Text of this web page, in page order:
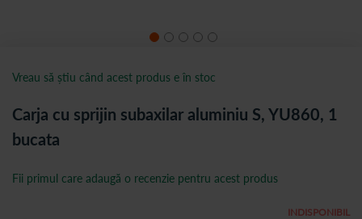
Carja cu sprijin subaxilar aluminiu S, YU860, 1
bucata
INDISPONIBIL
Fii primul care adaugă o recenzie pentru acest produs
Vreau să știu când acest produs e în stoc